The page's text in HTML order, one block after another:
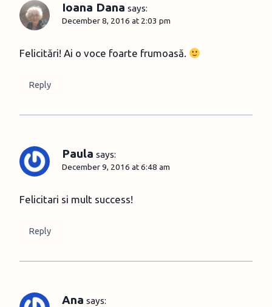
Ioana Dana says:
December 8, 2016 at 2:03 pm
Felicitări! Ai o voce foarte frumoasă.
Reply
Paula says:
December 9, 2016 at 6:48 am
Felicitari si mult success!
Reply
Ana says: